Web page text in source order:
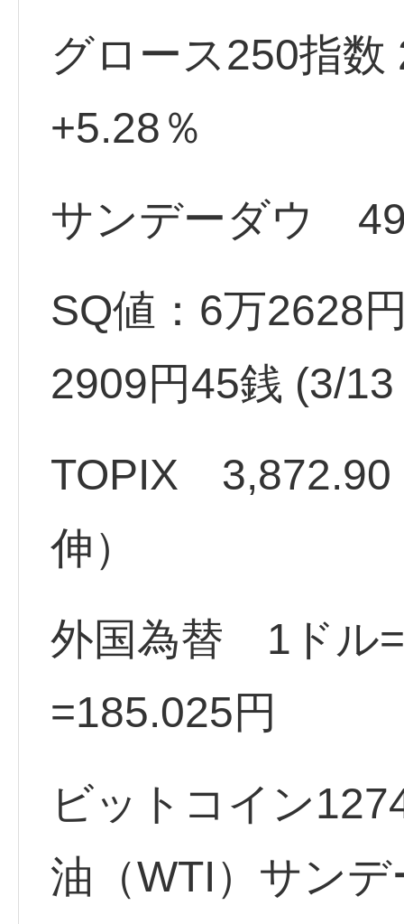
グロース250指
+5.28％
サンデーダウ
SQ値：6万2628
2909円45銭 (3/
TOPIX 3,872.90
伸）
外国為替 1ドル
=185.025円
ビットコイン
油（WTI）サン